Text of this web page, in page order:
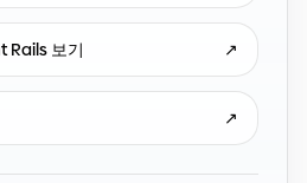
보기 ↗
↗